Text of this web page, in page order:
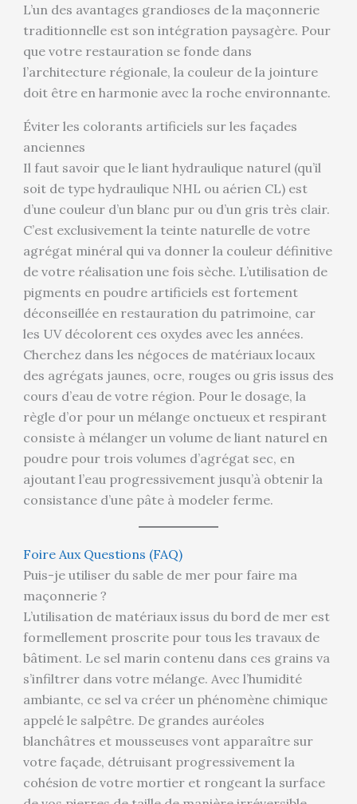
L’un des avantages grandioses de la maçonnerie
traditionnelle est son intégration paysagère. Pour
que votre restauration se fonde dans
l’architecture régionale, la couleur de la jointure
doit être en harmonie avec la roche environnante.
Éviter les colorants artificiels sur les façades
anciennes
Il faut savoir que le liant hydraulique naturel (qu’il
soit de type hydraulique NHL ou aérien CL) est
d’une couleur d’un blanc pur ou d’un gris très clair.
C’est exclusivement la teinte naturelle de votre
agrégat minéral qui va donner la couleur définitive
de votre réalisation une fois sèche. L’utilisation de
pigments en poudre artificiels est fortement
déconseillée en restauration du patrimoine, car
les UV décolorent ces oxydes avec les années.
Cherchez dans les négoces de matériaux locaux
des agrégats jaunes, ocre, rouges ou gris issus des
cours d’eau de votre région. Pour le dosage, la
règle d’or pour un mélange onctueux et respirant
consiste à mélanger un volume de liant naturel en
poudre pour trois volumes d’agrégat sec, en
ajoutant l’eau progressivement jusqu’à obtenir la
consistance d’une pâte à modeler ferme.
Foire Aux Questions (FAQ)
Puis-je utiliser du sable de mer pour faire ma
maçonnerie ?
L’utilisation de matériaux issus du bord de mer est
formellement proscrite pour tous les travaux de
bâtiment. Le sel marin contenu dans ces grains va
s’infiltrer dans votre mélange. Avec l’humidité
ambiante, ce sel va créer un phénomène chimique
appelé le salpêtre. De grandes auréoles
blanchâtres et mousseuses vont apparaître sur
votre façade, détruisant progressivement la
cohésion de votre mortier et rongeant la surface